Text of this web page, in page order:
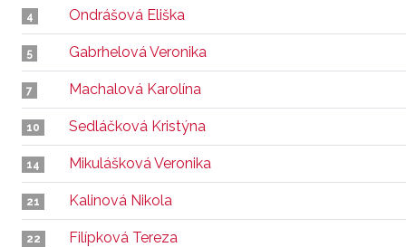
4 Ondrášová Eliška
5 Gabrhelová Veronika
7 Machalová Karolína
10 Sedláčková Kristýna
14 Mikulášková Veronika
21 Kalinová Nikola
22 Filípková Tereza